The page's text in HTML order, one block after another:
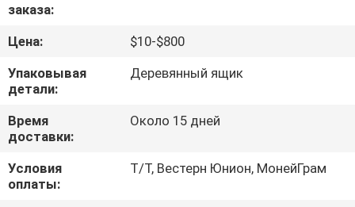
СВЯЖИТЕСЬ
МЫ
НОВОСТИ
СПРОСИТЕ
заказа:
Цена:
$10-$800
Упаковывая
детали:
Деревянный ящик
Время
доставки:
Около 15 дней
Условия
оплаты:
Т/Т, Вестерн Юнион, МонейГрам